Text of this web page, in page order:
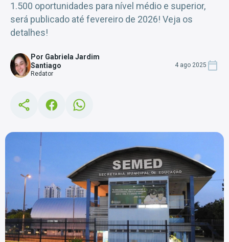
1.500 oportunidades para nível médio e superior,
será publicado até fevereiro de 2026! Veja os
detalhes!
Por Gabriela Jardim
Santiago
Redator
4 ago 2025